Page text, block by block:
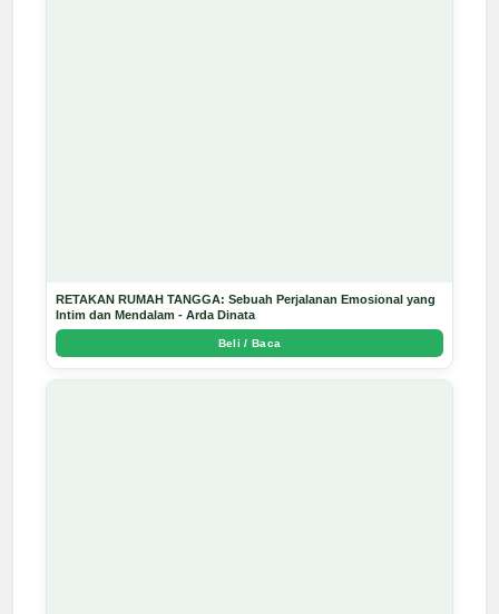
RETAKAN RUMAH TANGGA: Sebuah Perjalanan Emosional yang
Intim dan Mendalam - Arda Dinata
Beli / Baca